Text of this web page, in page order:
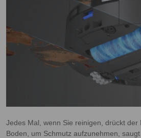
Jedes Mal, wenn Sie reinigen, drückt der
Boden, um Schmutz aufzunehmen,